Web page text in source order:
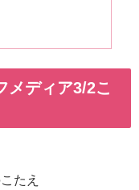
メディア3/2こ
たえ